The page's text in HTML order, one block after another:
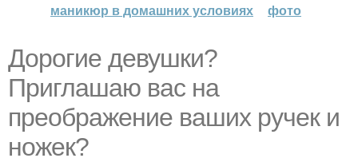
маникюр в домашних условиях
фото
Дорогие девушки?
Приглашаю вас на
преображение ваших ручек и
ножек?